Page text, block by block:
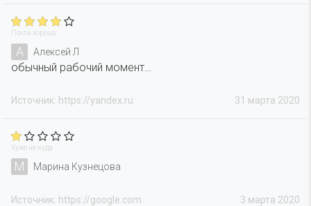
Почти хорошо
А Алексей Л
обычный рабочий момент…
31 марта 2020
Источник: https://yandex.ru
Хуже не куда
М Марина Кузнецова
3 марта 2020
Источник: https://google.com